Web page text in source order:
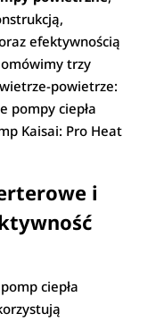
efektywnością
trzy
powietrze:
pompy ciepła
Kaisai: Pro Heat
i
ciepła